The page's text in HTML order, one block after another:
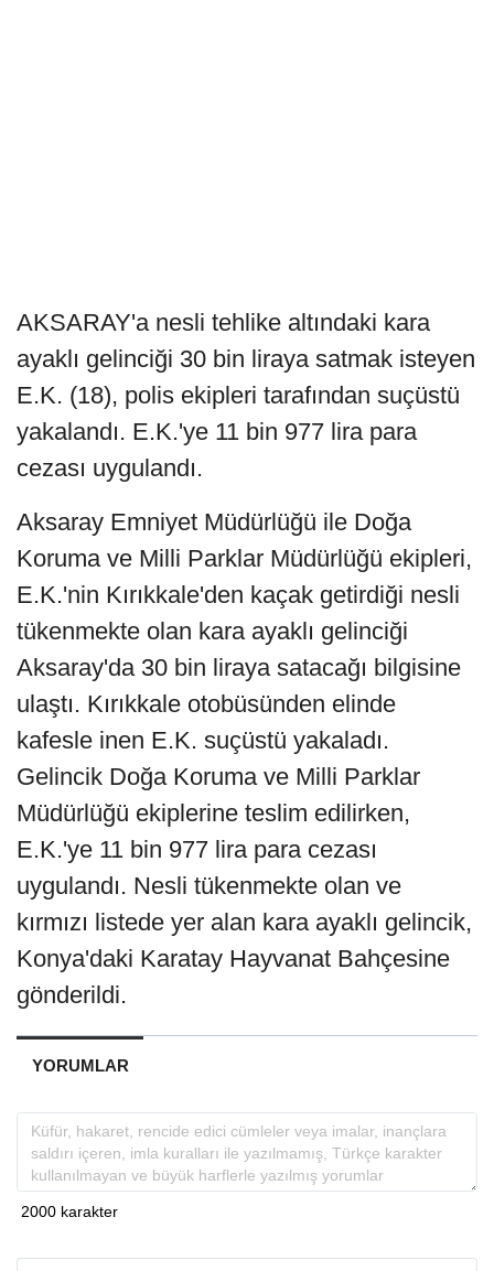
AKSARAY'a nesli tehlike altındaki kara
ayaklı gelinciği 30 bin liraya satmak isteyen
E.K. (18), polis ekipleri tarafından suçüstü
yakalandı. E.K.'ye 11 bin 977 lira para
cezası uygulandı.
Aksaray Emniyet Müdürlüğü ile Doğa
Koruma ve Milli Parklar Müdürlüğü ekipleri,
E.K.'nin Kırıkkale'den kaçak getirdiği nesli
tükenmekte olan kara ayaklı gelinciği
Aksaray'da 30 bin liraya satacağı bilgisine
ulaştı. Kırıkkale otobüsünden elinde
kafesle inen E.K. suçüstü yakaladı.
Gelincik Doğa Koruma ve Milli Parklar
Müdürlüğü ekiplerine teslim edilirken,
E.K.'ye 11 bin 977 lira para cezası
uygulandı. Nesli tükenmekte olan ve
kırmızı listede yer alan kara ayaklı gelincik,
Konya'daki Karatay Hayvanat Bahçesine
gönderildi.
YORUMLAR